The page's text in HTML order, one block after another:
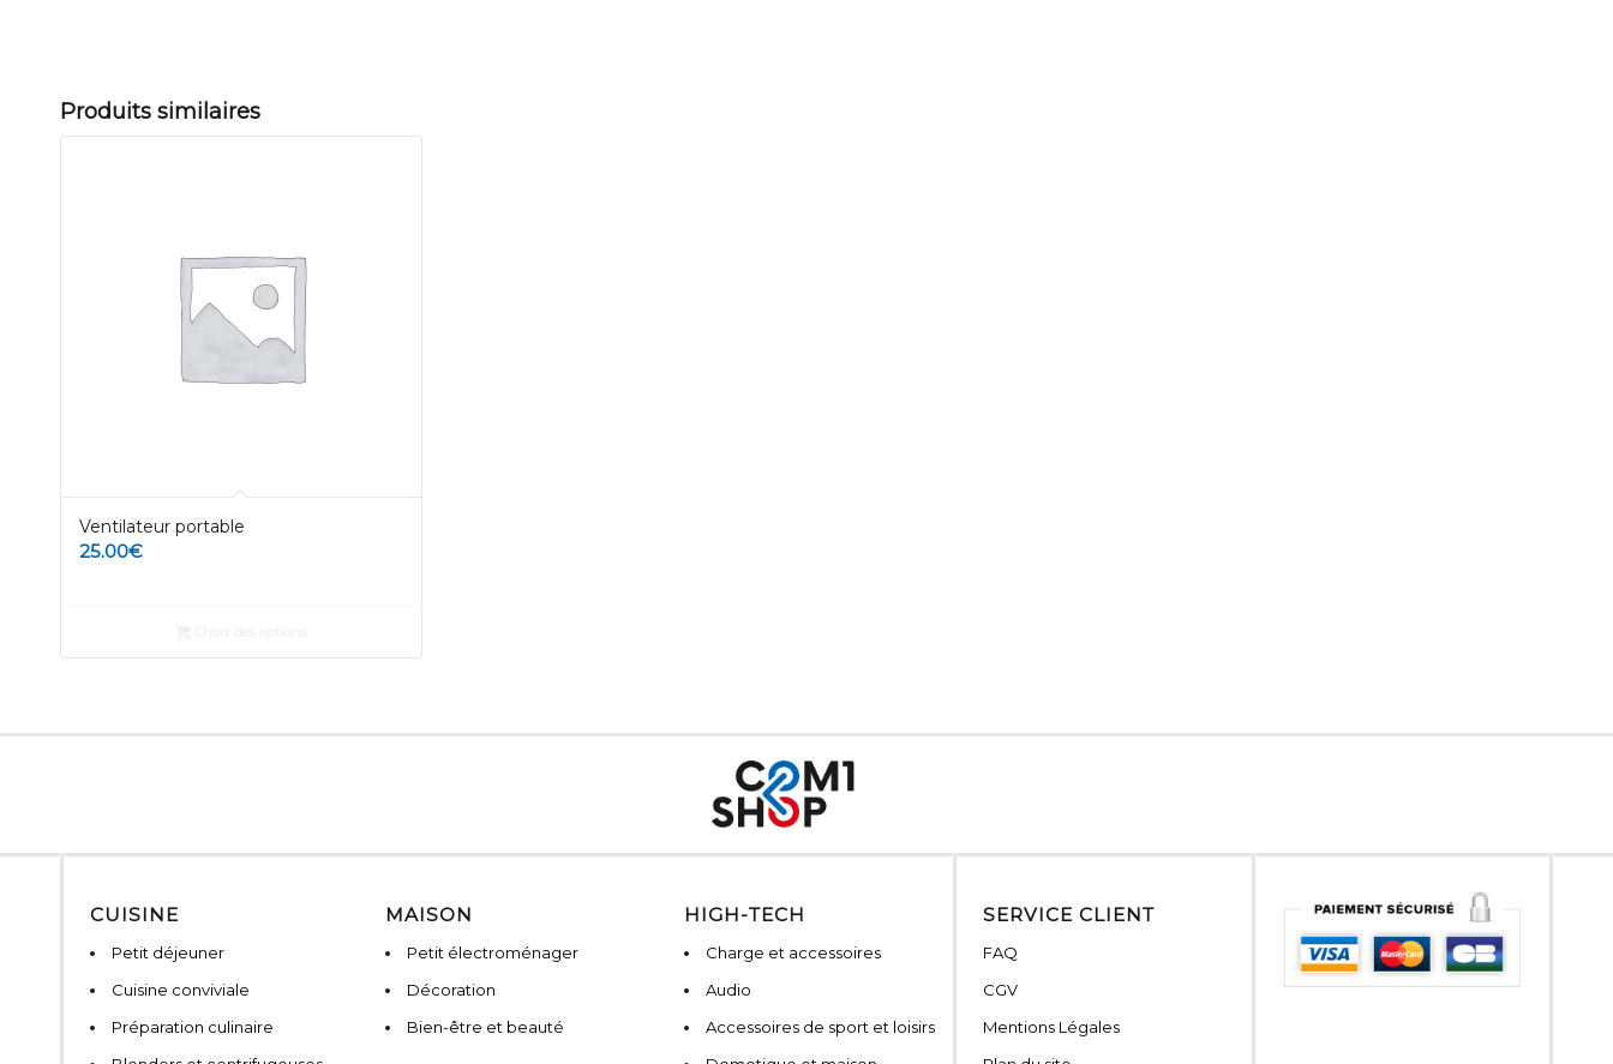
Produits similaires
Ventilateur portable
25.00€
CUISINE
Petit déjeuner
Cuisine conviviale
Préparation culinaire
MAISON
Petit électroménager
Décoration
Bien-être et beauté
HIGH-TECH
Charge et accessoires
Audio
Accessoires de sport et loisirs
SERVICE CLIENT
FAQ
CGV
Mentions Légales